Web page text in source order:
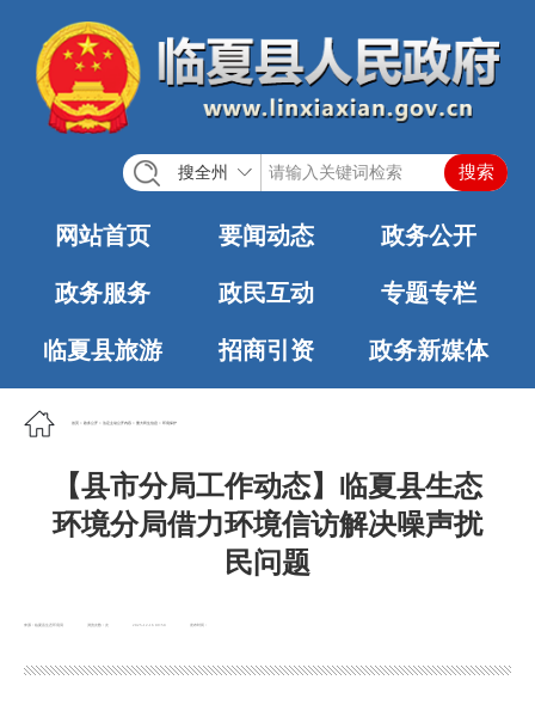
搜全州
网站首页 要闻动态 政务公开
政务服务 政民互动 专题专栏
临夏县旅游 招商引资 政务新媒体
首页 政务公开 法定主动公开内容 重大民生信息 环境保护
【县市分局工作动态】临夏县生态
环境分局借力环境信访解决噪声扰
民问题
来源：临夏县生态环境局 浏览次数： 发布时间：
2025-12-16 09:50